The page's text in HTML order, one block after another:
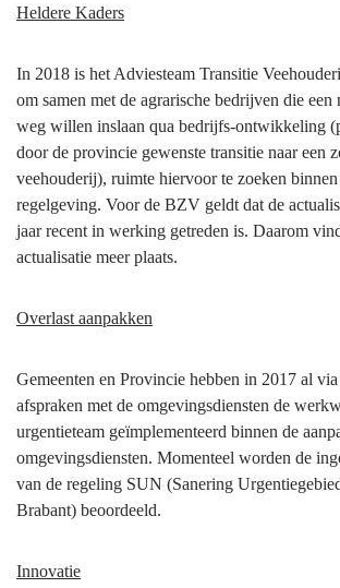
Terug
navigatie
Agrofood
Voortgang
Heldere Kaders
In 2018 is het Adviesteam Transitie
om samen met de agrarische bedrijven die
weg willen inslaan qua bedrijfs-ontwikkeling
door de provincie gewenste transitie naar een
veehouderij), ruimte hiervoor te zoeken binnen
regelgeving. Voor de BZV geldt dat de
jaar recent in werking getreden is. Daarom
actualisatie meer plaats.
Overlast aanpakken
Gemeenten en Provincie hebben in 2017 al
afspraken met de omgevingsdiensten de
urgentieteam geïmplementeerd binnen de
omgevingsdiensten. Momenteel worden de
van de regeling SUN (Sanering
Brabant) beoordeeld.
Innovatie